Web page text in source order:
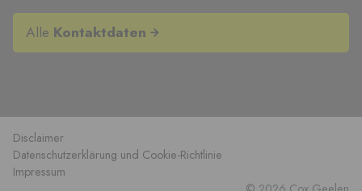
Alle Kontaktdaten
Disclaimer
Datenschutzerklärung und Cookie-Richtlinie
Impressum